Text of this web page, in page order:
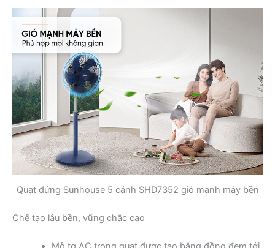
Quạt đứng Sunhouse 5 cánh SHD7352 gió mạnh máy bền
Chế tạo lâu bền, vững chắc cao